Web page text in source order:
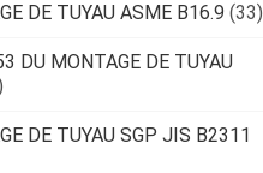
DE TUYAU ASME B16.9 (33)
DU MONTAGE DE TUYAU
DE TUYAU SGP JIS B2311